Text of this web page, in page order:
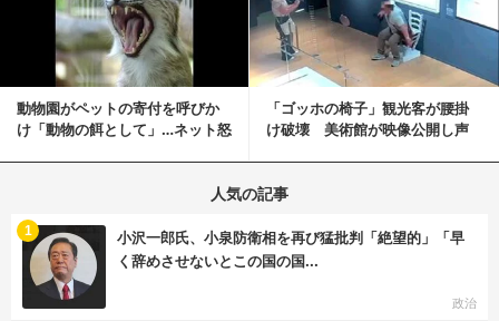
動物園がペットの寄付を呼びか
け「動物の餌として」…ネット怒
「ゴッホの椅子」観光客が腰掛
け破壊 美術館が映像公開し声
人気の記事
小沢一郎氏、小泉防衛相を再び猛批判「絶望的」「早
く辞めさせないとこの国の国...
政治
1